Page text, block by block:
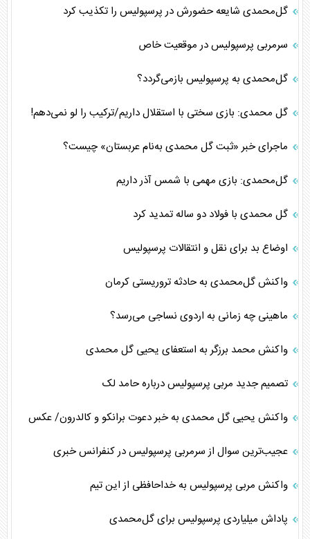
گل‌محمدی شایعه حضورش در پرسپولیس را تکذیب کرد
سرمربی پرسپولیس در موقعیت خاص
گل‌محمدی به پرسپولیس بازمی‌گردد؟
گل محمدی: بازی سختی با استقلال داریم/ترکیب را لو نمی‌دهم!
ماجرای خبر «ثبت گل محمدی به‌نام عربستان» چیست؟
گل‌محمدی: بازی مهمی با شمس آذر داریم
گل محمدی با فولاد دو ساله تمدید کرد
اوضاع بد برای نقل و انتقالات پرسپولیس
واکنش گل‌محمدی به حادثه تروریستی کرمان
ماهینی چه زمانی به اردوی نساجی می‌رسد؟
واکنش محمد برزگر به استعفای یحیی گل محمدی
تصمیم جدید مربی پرسپولیس درباره حامد لک
واکنش یحیی گل محمدی به خبر دعوت برانکو و کالدرون/ عکس
عجیب‌ترین سوال از سرمربی پرسپولیس در کنفرانس خبری
واکنش مربی پرسپولیس به خداحافظی از این تیم
پاداش میلیاردی پرسپولیس برای گل‌محمدی